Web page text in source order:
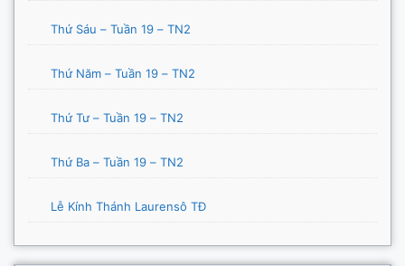
Thứ Sáu – Tuần 19 – TN2
Thứ Năm – Tuần 19 – TN2
Thứ Tư – Tuần 19 – TN2
Thứ Ba – Tuần 19 – TN2
Lễ Kính Thánh Laurensô TĐ